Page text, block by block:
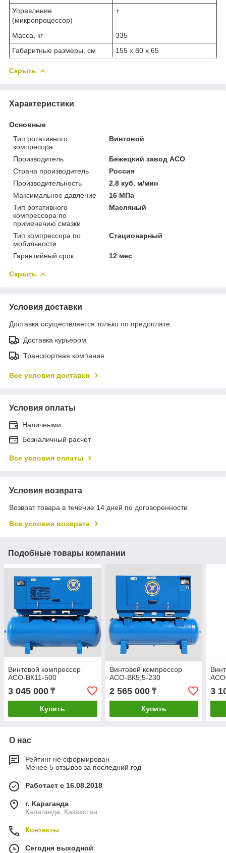
Управление
(микропроцессор)
+
Масса, кг
335
Габаритные размеры, см
155 х 80 х 65
Скрыть
Характеристики
Основные
Тип ротативного
компресора
Винтовой
Производитель
Бежецкий завод АСО
Страна производитель
Россия
Производительность
2.8 куб. м/мин
Максимальное давление
16 МПа
Тип ротативного
компрессора по
применению смазки
Масляный
Тип компрессора по
мобильности
Стационарный
Гарантийный срок 12 мес
Скрыть
Условия доставки
Доставка осуществляется только по предоплате.
Доставка курьером
Транспортная компания
Все условия доставки
Условия оплаты
Наличными
Безналичный расчет
Все условия оплаты
Условия возврата
Возврат товара в течение 14 дней по договоренности
Все условия возврата
Подобные товары компании
Винтовой компрессор
АСО-ВК11-500
3 045 000 ₸
Купить
Винтовой компрессор
АСО-ВК5,5-230
2 565 000₸
Купить
3
О нас
Рейтинг не сформирован
Менее 5 отзывов за последний год
Работает с 16.08.2018
г. Караганда
Караганда, Казахстан
Контакты
Сегодня выходной